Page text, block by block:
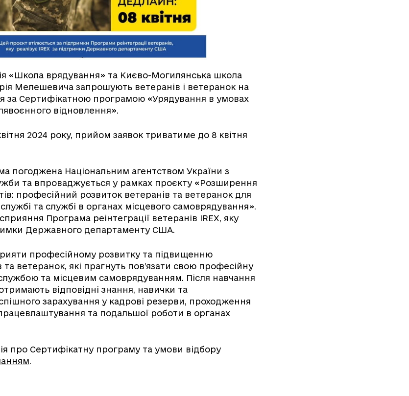
«Школа врядування» та Києво-Могилянська школа
Мелешевича запрошують ветеранів і ветеранок на
за Сертифікатною програмою «Урядування в умовах
відновлення».
2024 року, прийом заявок триватиме до 8 квітня
погоджена Національним агентством України з
та впроваджується у рамках проєкту «Розширення
професійний розвиток ветеранів та ветеранок для
та службі в органах місцевого самоврядування».
Програма реінтеграції ветеранів IREX, яку
Державного департаменту США.
професійному розвитку та підвищенню
та ветеранок, які прагнуть пов’язати свою професійну
та місцевим самоврядуванням. Після навчання
відповідні знання, навички та
зарахування у кадрові резерви, проходження
та подальшої роботи в органах
про Сертифікатну програму та умови відбору
.